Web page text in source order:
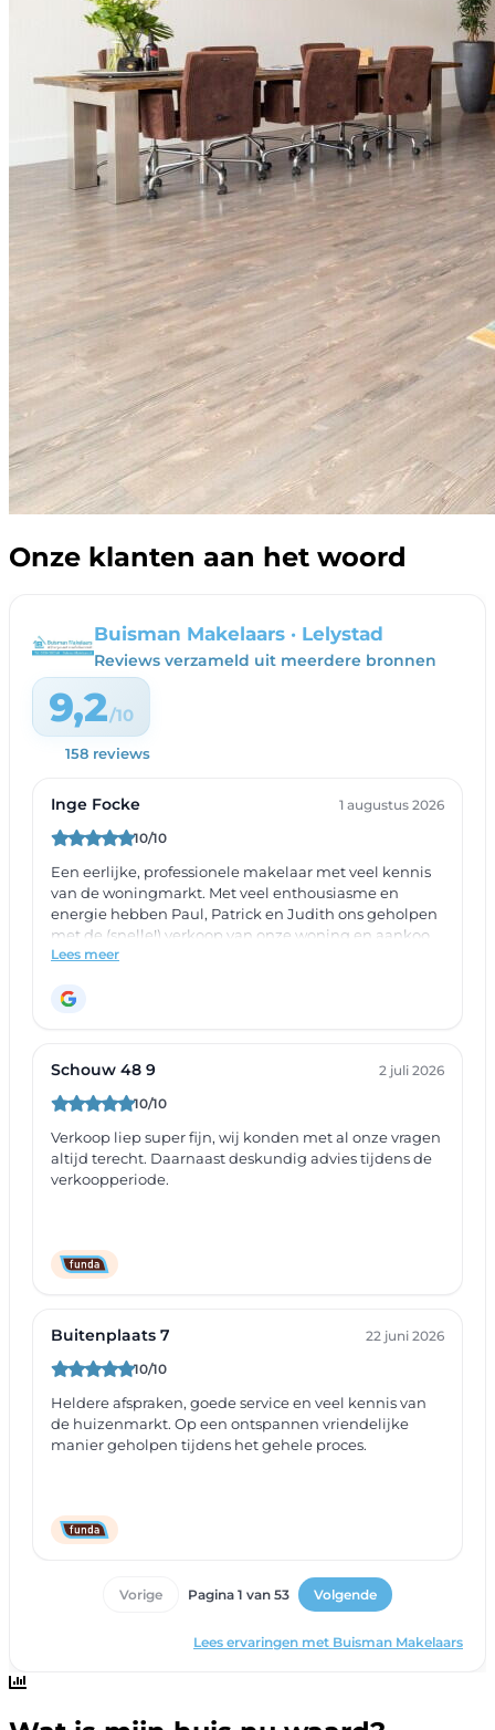
Onze klanten aan het woord